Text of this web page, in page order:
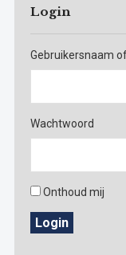
Login
Gebruikersnaam
Wachtwoord
Onthoud mij
Login